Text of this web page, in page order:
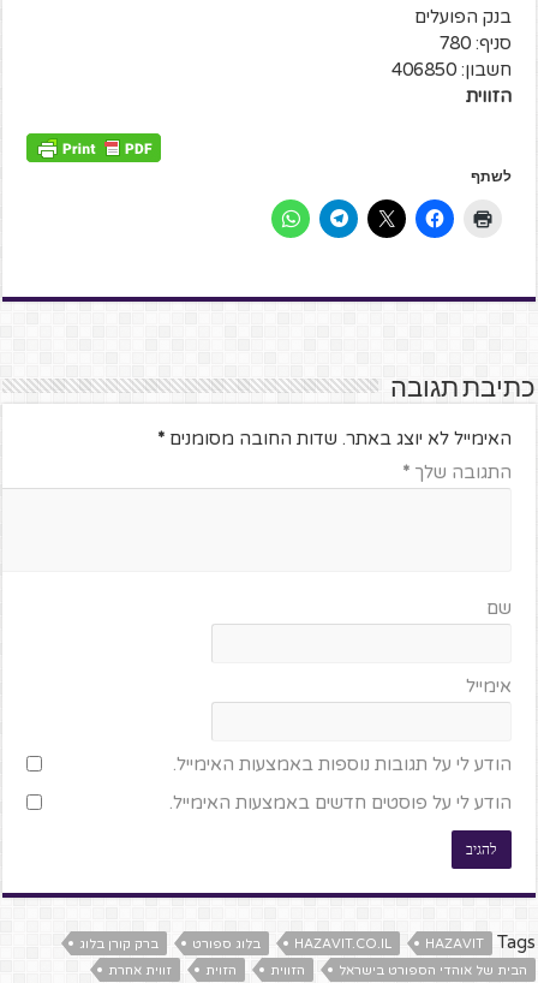
בנק הפועלים
סניף: 780
חשבון: 406850
הזווית
לשתף
כתיבת תגובה
האימייל לא יוצג באתר. שדות החובה מסומנים*
התגובה שלך*
שם
אימייל
הודע לי על תגובות נוספות באמצעות האימייל.
הודע לי על פוסטים חדשים באמצעות האימייל.
Tags
HAZAVIT
HAZAVIT.CO.IL בלוג ספורט
ברק קורן בלוג
הבית של אוהדי הספורט בישראל
הזווית הזוית
זווית אחרת